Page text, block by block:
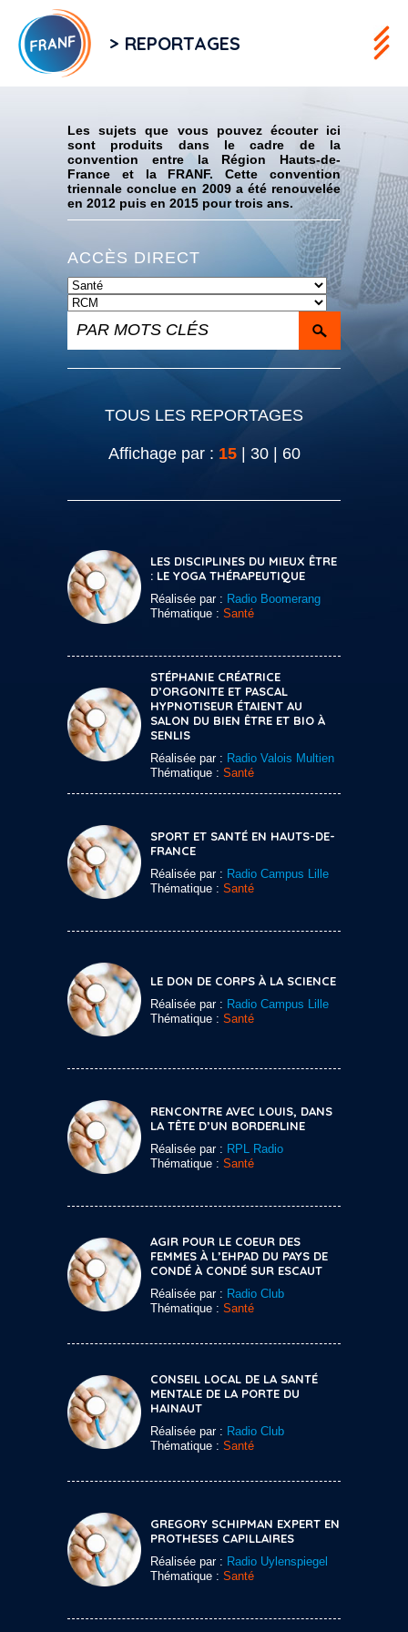
> REPORTAGES
Les sujets que vous pouvez écouter ici
sont produits dans le cadre de la
convention entre la Région Hauts-de-
France et la FRANF. Cette convention
triennale conclue en 2009 a été renouvelée
en 2012 puis en 2015 pour trois ans.
ACCÈS DIRECT
TOUS LES REPORTAGES
Affichage par : 15| 30| 60
LES DISCIPLINES DU MIEUX ÊTRE
: LE YOGA THÉRAPEUTIQUE
Réalisée par : Radio Boomerang
Thématique : Santé
STÉPHANIE CRÉATRICE
D’ORGONITE ET PASCAL
HYPNOTISEUR ÉTAIENT AU
SALON DU BIEN ÊTRE ET BIO À
SENLIS
Réalisée par : Radio Valois Multien
Thématique : Santé
SPORT ET SANTÉ EN HAUTS-DE-
FRANCE
Réalisée par : Radio Campus Lille
Thématique : Santé
LE DON DE CORPS À LA SCIENCE
Réalisée par : Radio Campus Lille
Thématique : Santé
RENCONTRE AVEC LOUIS, DANS
LA TÊTE D’UN BORDERLINE
Réalisée par : RPL Radio
Thématique : Santé
AGIR POUR LE COEUR DES
FEMMES À L’EHPAD DU PAYS DE
CONDÉ À CONDÉ SUR ESCAUT
Réalisée par : Radio Club
Thématique : Santé
CONSEIL LOCAL DE LA SANTÉ
MENTALE DE LA PORTE DU
HAINAUT
Réalisée par : Radio Club
Thématique : Santé
GREGORY SCHIPMAN EXPERT EN
PROTHESES CAPILLAIRES
Réalisée par : Radio Uylenspiegel
Thématique : Santé